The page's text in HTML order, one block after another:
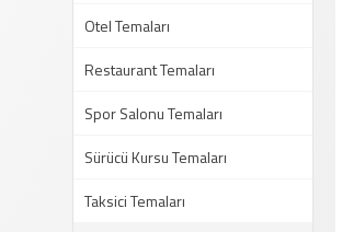
Otel Temaları
Restaurant Temaları
Spor Salonu Temaları
Sürücü Kursu Temaları
Taksici Temaları